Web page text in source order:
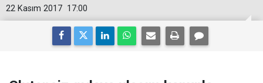
17:00
22 Kasım 2017